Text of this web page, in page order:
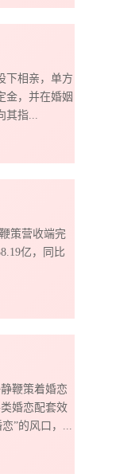
下相亲，单方
金，并在婚姻
其指...
策营收端完
亿，同比
鞭策着婚恋
婚恋配套效
”的风口，...